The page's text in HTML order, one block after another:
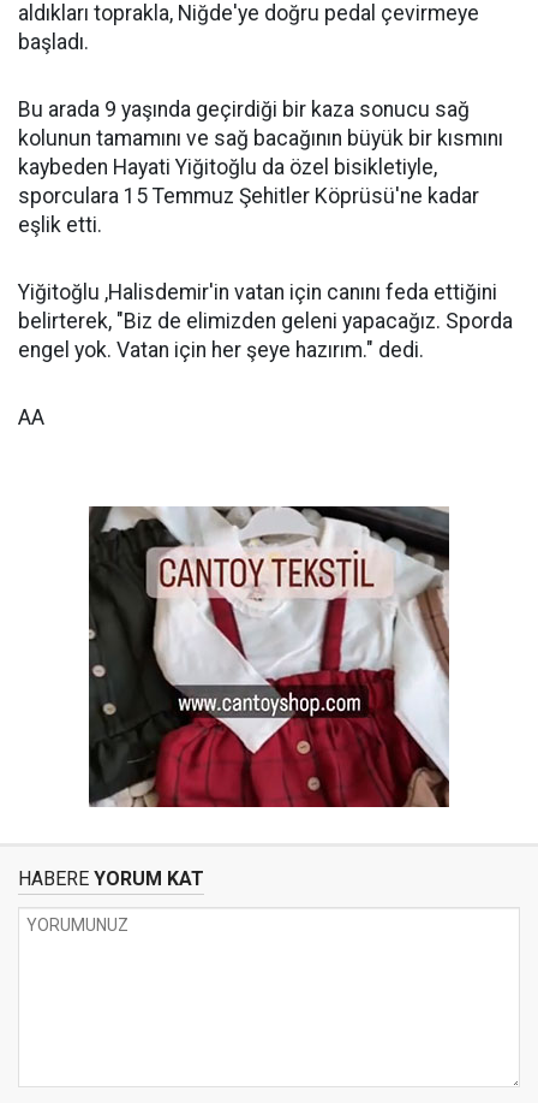
aldıkları toprakla, Niğde'ye doğru pedal çevirmeye
başladı.
Bu arada 9 yaşında geçirdiği bir kaza sonucu sağ
kolunun tamamını ve sağ bacağının büyük bir kısmını
kaybeden Hayati Yiğitoğlu da özel bisikletiyle,
sporculara 15 Temmuz Şehitler Köprüsü'ne kadar
eşlik etti.
Yiğitoğlu ,Halisdemir'in vatan için canını feda ettiğini
belirterek, "Biz de elimizden geleni yapacağız. Sporda
engel yok. Vatan için her şeye hazırım." dedi.
AA
HABERE YORUM KAT